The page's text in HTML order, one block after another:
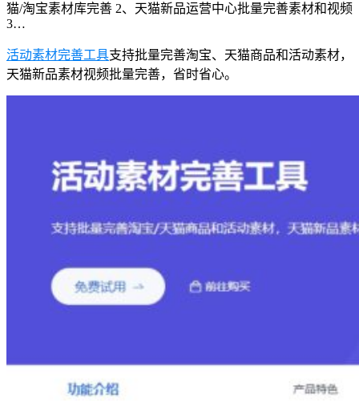
猫/淘宝素材库完善 2、天猫新品运营中心批量完善素材和视频
3…
活动素材完善工具支持批量完善淘宝、天猫商品和活动素材，
天猫新品素材视频批量完善，省时省心。